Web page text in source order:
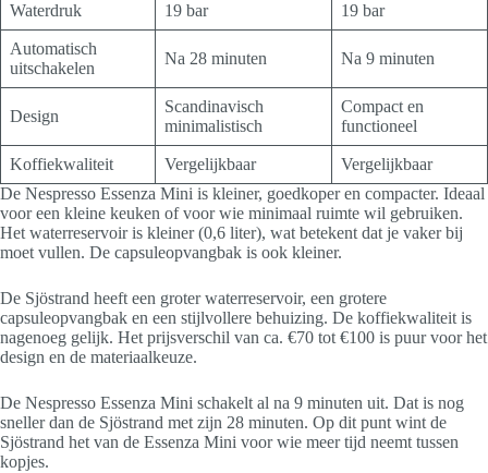
Waterdruk 19 bar 19 bar
Automatisch
uitschakelen
Na 28 minuten Na 9 minuten
Design
Scandinavisch
minimalistisch
Compact en
functioneel
Koffiekwaliteit Vergelijkbaar
Vergelijkbaar
De Nespresso Essenza Mini is kleiner, goedkoper en compacter. Ideaal
voor een kleine keuken of voor wie minimaal ruimte wil gebruiken.
Het waterreservoir is kleiner (0,6 liter), wat betekent dat je vaker bij
moet vullen. De capsuleopvangbak is ook kleiner.
De Sjöstrand heeft een groter waterreservoir, een grotere
capsuleopvangbak en een stijlvollere behuizing. De koffiekwaliteit is
nagenoeg gelijk. Het prijsverschil van ca. €70 tot €100 is puur voor het
design en de materiaalkeuze.
De Nespresso Essenza Mini schakelt al na 9 minuten uit. Dat is nog
sneller dan de Sjöstrand met zijn 28 minuten. Op dit punt wint de
Sjöstrand het van de Essenza Mini voor wie meer tijd neemt tussen
kopjes.